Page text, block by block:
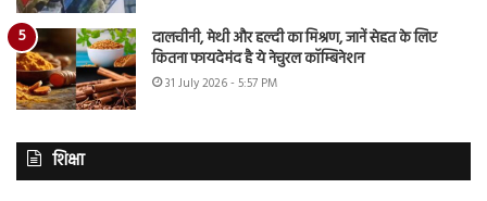
दालचीनी, मेथी और हल्दी का मिश्रण, जानें सेहत के लिए
कितना फायदेमंद है ये नेचुरल कॉम्बिनेशन
31 July 2026 - 5:57 PM
शिक्षा